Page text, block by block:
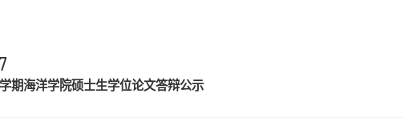
期海洋学院硕士生学位论文答辩公示